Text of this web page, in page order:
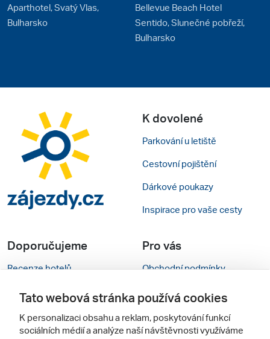
Aparthotel, Svatý Vlas,
Bulharsko
Bellevue Beach Hotel
Sentido, Slunečné pobřeží,
Bulharsko
K dovolené
Parkování u letiště
Cestovní pojištění
Dárkové poukazy
Inspirace pro vaše cesty
Doporučujeme
Recenze hotelů
Rady na cestu
Cestovní kanceláře
Zájazdy.sk
Pro vás
Obchodní podmínky
Kontakty
Nastavení cookies
Verze webu pro PC
Tato webová stránka používá cookies
K personalizaci obsahu a reklam, poskytování funkcí
sociálních médií a analýze naší návštěvnosti využíváme